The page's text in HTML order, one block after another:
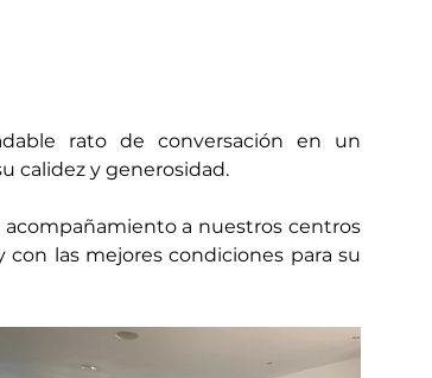
rato de conversación en un
calidez y generosidad.
a nuestros centros
las mejores condiciones para su